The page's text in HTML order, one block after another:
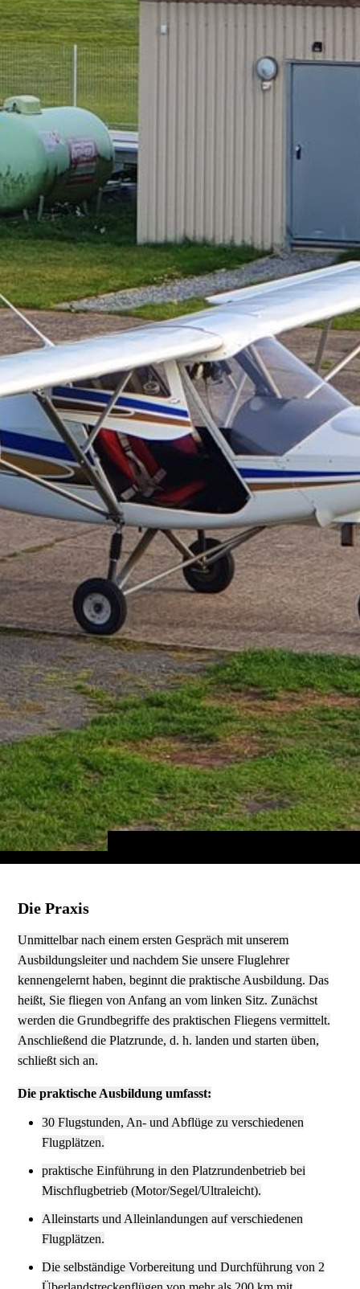
Die Praxis
Unmittelbar nach einem ersten Gespräch mit unserem
Ausbildungsleiter und nachdem Sie unsere Fluglehrer
kennengelernt haben, beginnt die praktische Ausbildung. Das
heißt, Sie fliegen von Anfang an vom linken Sitz. Zunächst
werden die Grundbegriffe des praktischen Fliegens vermittelt.
Anschließend die Platzrunde, d. h. landen und starten üben,
schließt sich an.
Die praktische Ausbildung umfasst:
30 Flugstunden, An- und Abflüge zu verschiedenen
Flugplätzen.
praktische Einführung in den Platzrundenbetrieb bei
Mischflugbetrieb (Motor/Segel/Ultraleicht).
Alleinstarts und Alleinlandungen auf verschiedenen
Flugplätzen.
Die selbständige Vorbereitung und Durchführung von 2